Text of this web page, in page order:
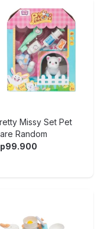
Missy Set Pet
Random
99.900